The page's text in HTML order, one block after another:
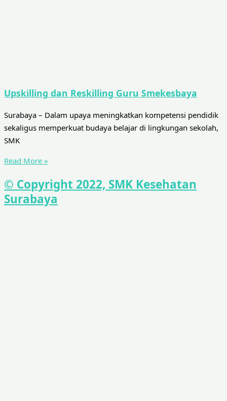
Upskilling dan Reskilling Guru Smekesbaya
Surabaya – Dalam upaya meningkatkan kompetensi pendidik
sekaligus memperkuat budaya belajar di lingkungan sekolah,
SMK
Read More »
© Copyright 2022, SMK Kesehatan
Surabaya